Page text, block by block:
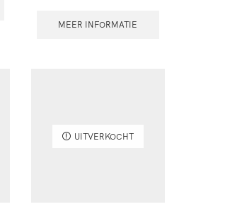
MEER INFORMATIE
UITVERKOCHT